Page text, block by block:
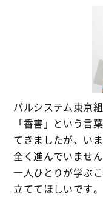
パルシステム東
「香害」という言
てきましたが、い
全く進んでいません
一人ひとりが学ぶ
立ててほしいです。